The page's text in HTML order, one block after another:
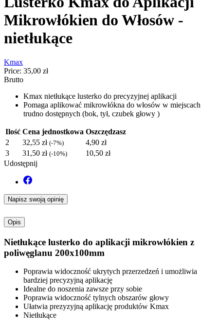
Mikrowłókien do Włosów -
nietłukące
Kmax
Price: 35,00 zł
Brutto
Kmax nietłukące lusterko do precyzyjnej aplikacji
Pomaga aplikować mikrowłókna do włosów w miejscach
trudno dostępnych (bok, tył, czubek głowy )
Ilość Cena jednostkowa Oszczędzasz
2
32,55 zł (-7%)
4,90 zł
3
31,50 zł (-10%)
10,50 zł
Udostępnij
Napisz swoją opinię
Opis
Nietłukące lusterko do aplikacji mikrowłókien z
poliwęglanu 200x100mm
Poprawia widoczność ukrytych przerzedzeń i umożliwia
bardziej precyzyjną aplikację
Idealne do noszenia zawsze przy sobie
Poprawia widoczność tylnych obszarów głowy
Ułatwia prezyzyjną aplikację produktów Kmax
Nietłukące